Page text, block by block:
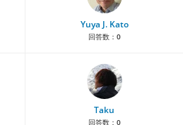
Yuya J. Kato
回答数： 0
Taku
回答数： 0